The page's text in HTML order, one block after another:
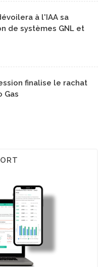
à l'IAA sa
de systèmes GNL et
finalise le rachat
Gas